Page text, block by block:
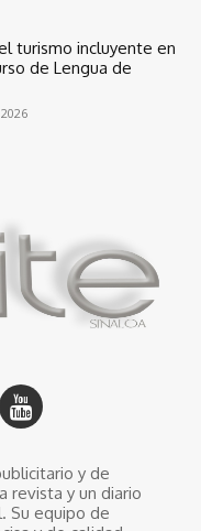
turismo incluyente en
de Lengua de
y de
revista y un diario
Su equipo de